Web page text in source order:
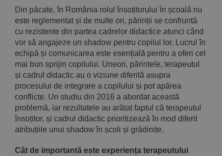
Din păcate, în România rolul însoțitorului în școală nu
este reglementat și de multe ori, părinții se confruntă
cu rezistente din partea cadrelor didactice atunci când
vor să angajeze un shadow pentru copilul lor. Lucrul în
echipă și comunicarea este esențială pentru a oferi cel
mai bun sprijin copilului. Uneori, părintele, terapeutul
și cadrul didactic au o viziune diferită asupra
procesului de integrare a copilului și pot apărea
conflicte. Un studiu din 2016 a abordat această
problemă, iar rezultatele au arătat faptul că terapeutul
însoțitor, și cadrul didactic prioritizează în mod diferit
atribuțiile unui shadow în școli și grădinițe.
Cât de importantă este experiența terapeutului